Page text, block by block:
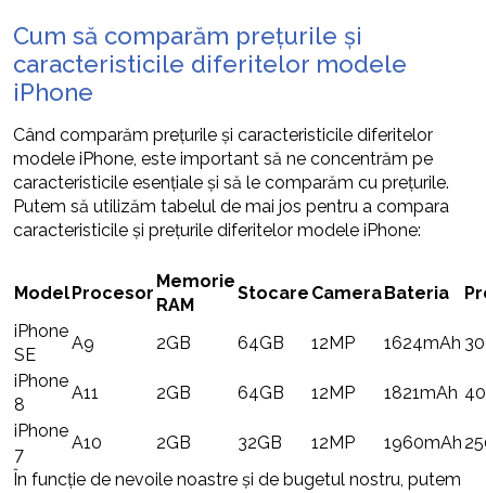
Cum să comparăm prețurile și
caracteristicile diferitelor modele
iPhone
Când comparăm prețurile și caracteristicile diferitelor
modele iPhone, este important să ne concentrăm pe
caracteristicile esențiale și să le comparăm cu prețurile.
Putem să utilizăm tabelul de mai jos pentru a compara
caracteristicile și prețurile diferitelor modele iPhone:
Model Procesor
Memorie
RAM
Stocare Camera Bateria
iPhone
SE
A9 2GB 64GB 12MP 1624mAh
iPhone
8
A11 2GB 64GB 12MP 1821mAh
iPhone
7
A10 2GB 32GB 12MP 1960mAh
În funcție de nevoile noastre și de bugetul nostru, putem